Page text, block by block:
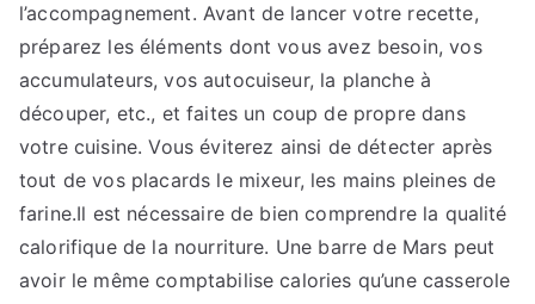
l’accompagnement. Avant de lancer votre recette,
préparez les éléments dont vous avez besoin, vos
accumulateurs, vos autocuiseur, la planche à
découper, etc., et faites un coup de propre dans
votre cuisine. Vous éviterez ainsi de détecter après
tout de vos placards le mixeur, les mains pleines de
farine.Il est nécessaire de bien comprendre la qualité
calorifique de la nourriture. Une barre de Mars peut
avoir le même comptabilise calories qu’une casserole